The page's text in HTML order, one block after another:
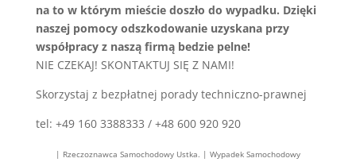
na to w którym mieście doszło do wypadku. Dzięki
naszej pomocy odszkodowanie uzyskana przy
współpracy z naszą firmą bedzie pelne!
NIE CZEKAJ! SKONTAKTUJ SIĘ Z NAMI!
Skorzystaj z bezpłatnej porady techniczno-prawnej
tel: +49 160 3388333 / +48 600 920 920
| Rzeczoznawca Samochodowy Ustka. | Wypadek Samochodowy